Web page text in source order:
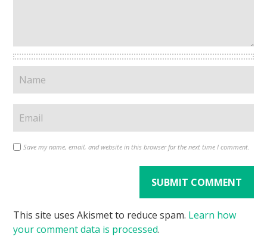
Save my name, email, and website in this browser for the next time I comment.
This site uses Akismet to reduce spam. Learn how
your comment data is processed.